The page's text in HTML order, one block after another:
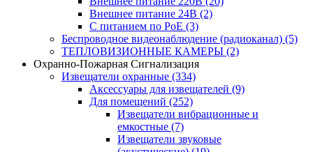
Внешнее питание 24В (2)
С питанием по PoE (3)
Беспроводное видеонаблюдение (радиоканал) (5)
ТЕПЛОВИЗИОННЫЕ КАМЕРЫ (2)
Охранно-Пожарная Сигнализация
Извещатели охранные (334)
Аксессуары для извещателей (9)
Для помещений (252)
Извещатели вибрационные и
емкостные (7)
Извещатели звуковые